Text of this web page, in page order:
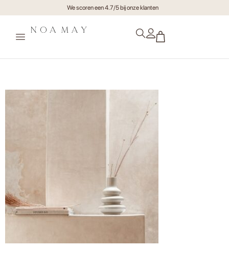
We scoren een 4.7/5 bij onze klanten